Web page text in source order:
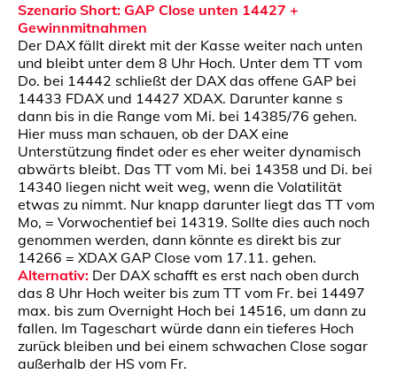
Szenario Short: GAP Close unten 14427 +
Gewinnmitnahmen
Der DAX fällt direkt mit der Kasse weiter nach unten
und bleibt unter dem 8 Uhr Hoch. Unter dem TT vom
Do. bei 14442 schließt der DAX das offene GAP bei
14433 FDAX und 14427 XDAX. Darunter kanne s
dann bis in die Range vom Mi. bei 14385/76 gehen.
Hier muss man schauen, ob der DAX eine
Unterstützung findet oder es eher weiter dynamisch
abwärts bleibt. Das TT vom Mi. bei 14358 und Di. bei
14340 liegen nicht weit weg, wenn die Volatilität
etwas zu nimmt. Nur knapp darunter liegt das TT vom
Mo, = Vorwochentief bei 14319. Sollte dies auch noch
genommen werden, dann könnte es direkt bis zur
14266 = XDAX GAP Close vom 17.11. gehen.
Alternativ: Der DAX schafft es erst nach oben durch
das 8 Uhr Hoch weiter bis zum TT vom Fr. bei 14497
max. bis zum Overnight Hoch bei 14516, um dann zu
fallen. Im Tageschart würde dann ein tieferes Hoch
zurück bleiben und bei einem schwachen Close sogar
außerhalb der HS vom Fr.